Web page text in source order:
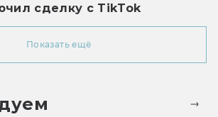
сделку с TikTok
Показать ещё